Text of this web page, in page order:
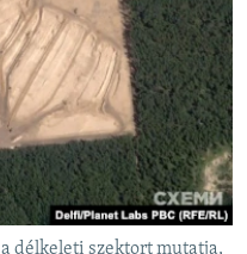
délkeleti szektort mutatja,